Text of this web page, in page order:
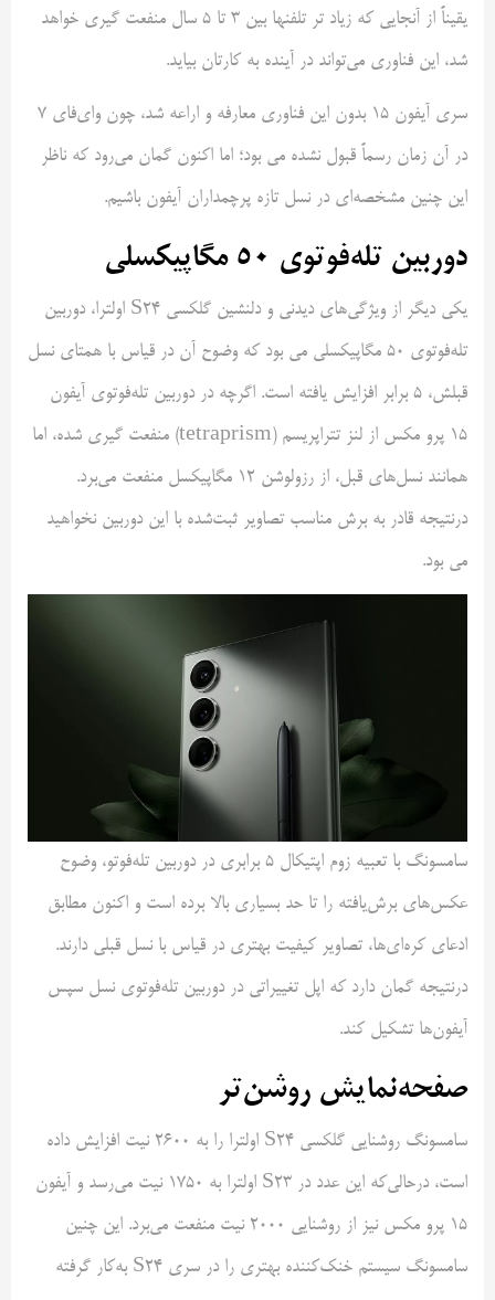
یقیناً از آنجایی که زیاد تر تلفنها بین ۳ تا ۵ سال منفعت گیری خواهد
شد، این فناوری می‌تواند در آینده به کارتان بیاید.
سری آیفون ۱۵ بدون این فناوری معارفه و اراعه شد، چون وای‌فای ۷
در آن زمان رسماً قبول نشده می بود؛ اما اکنون گمان می‌رود که ناظر
این چنین مشخصه‌ای در نسل تازه پرچمداران آیفون باشیم.
دوربین تله‌فوتوی ۵۰ مگاپیکسلی
یکی دیگر از ویژگی‌های دیدنی و دلنشین گلکسی S24 اولترا، دوربین
تله‌فوتوی ۵۰ مگاپیکسلی می بود که وضوح آن در قیاس با همتای نسل
قبلش، ۵ برابر افزایش یافته است. اگرچه در دوربین تله‌فوتوی آیفون
۱۵ پرو مکس از لنز تتراپریسم (tetraprism) منفعت گیری شده، اما
همانند نسل‌های قبل، از رزولوشن ۱۲ مگاپیکسل منفعت می‌برد.
درنتیجه قادر به برش مناسب تصاویر ثبت‌شده با این دوربین نخواهید
می بود.
سامسونگ با تعبیه زوم اپتیکال ۵ برابری در دوربین تله‌فوتو، وضوح
عکس‌های برش‌یافته را تا حد بسیاری بالا برده است و اکنون مطابق
ادعای کره‌ای‌ها، تصاویر کیفیت بهتری در قیاس با نسل قبلی دارند.
درنتیجه گمان دارد که اپل تغییراتی در دوربین تله‌فوتوی نسل سپس
آیفون‌ها تشکیل کند.
صفحه‌نمایش روشن‌تر
سامسونگ روشنایی گلکسی S24 اولترا را به ۲۶۰۰ نیت افزایش داده
است، درحالی‌که این عدد در S23 اولترا به ۱۷۵۰ نیت می‌رسد و آیفون
۱۵ پرو مکس نیز از روشنایی ۲۰۰۰ نیت منفعت می‌برد. این چنین
سامسونگ سیستم خنک‌کننده بهتری را در سری S24 به‌کار گرفته